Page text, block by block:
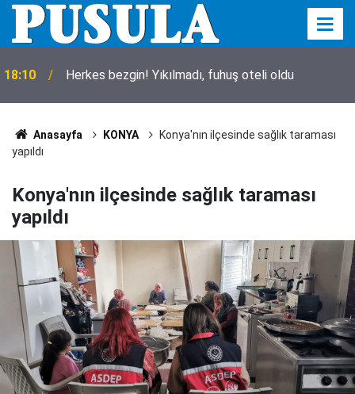
18:10 Herkes bezgin! Yıkılmadı, fuhuş oteli oldu
Anasayfa KONYA
Konya'nın ilçesinde sağlık taraması
yapıldı
Konya'nın ilçesinde sağlık taraması
yapıldı